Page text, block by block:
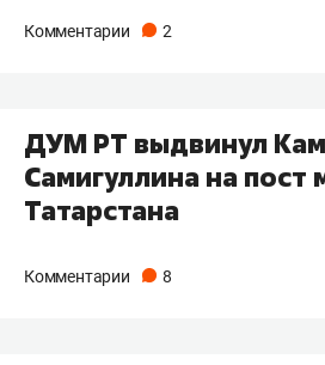
Комментарии 2
ДУМ РТ выдвинул
Самигуллина на пост
Татарстана
Комментарии 8